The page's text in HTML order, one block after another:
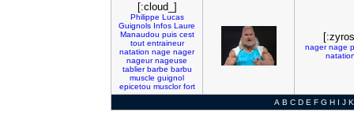
[:cloud_]
Philippe Lucas
Guignols Infos Laure
Manaudou puis cest
tout entraineur
natation nage nager
nageur nageuse
tablier barbe barbu
muscle guignol
epicetou musclor fort
nager nage
A B C D E F G H I J K